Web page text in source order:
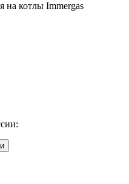
на котлы Immergas